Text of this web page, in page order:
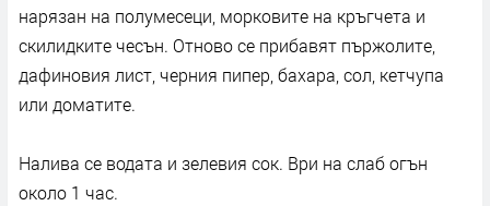
нарязан на полумесеци, морковите на кръгчета и
скилидките чесън. Отново се прибавят пържолите,
дафиновия лист, черния пипер, бахара, сол, кетчупа
или доматите.
Налива се водата и зелевия сок. Ври на слаб огън
около 1 час.